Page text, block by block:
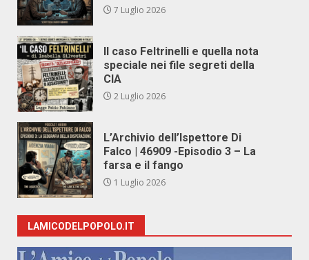
7 Luglio 2026
Il caso Feltrinelli e quella nota
speciale nei file segreti della
CIA
2 Luglio 2026
L’Archivio dell’Ispettore Di
Falco | 46909 -Episodio 3 – La
farsa e il fango
1 Luglio 2026
LAMICODELPOPOLO.IT